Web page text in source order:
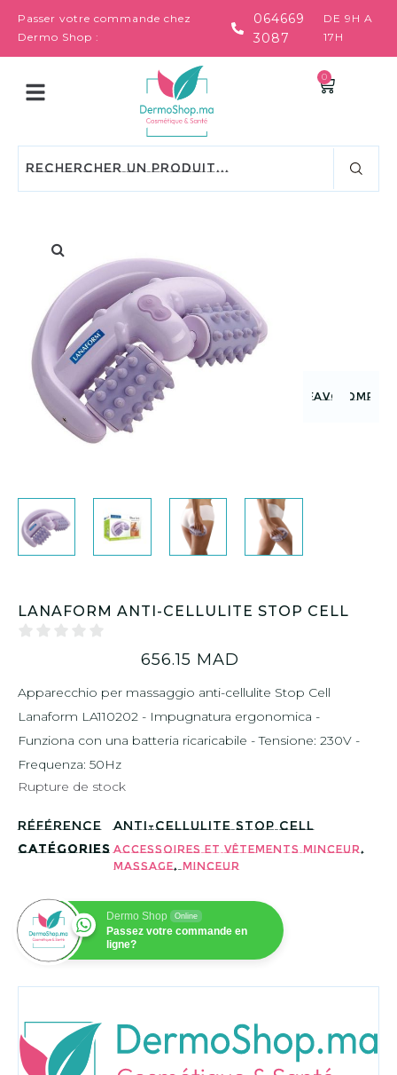
Passer votre commande chez
Dermo Shop :
064669
3087
DE 9H A
17H
0
FAVORIS
LANAFORM ANTI-CELLULITE STOP CELL
656.15 MAD
Apparecchio per massaggio anti-cellulite Stop Cell
Lanaform LA110202 - Impugnatura ergonomica -
Funziona con una batteria ricaricabile - Tensione: 230V -
Frequenza: 50Hz
Rupture de stock
Référence
ANTI-CELLULITE STOP CELL
Catégories Accessoires et Vêtements Minceur,
Massage,Minceur
Dermo Shop Online
Passez votre commande en
ligne?
LANAFORM